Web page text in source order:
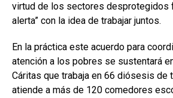
virtud de los sectores desprotegidos
alerta” con la idea de trabajar juntos.
En la práctica este acuerdo para
atención a los pobres se sustentará
Cáritas que trabaja en 66 diósesis de
atiende a más de 120 comedores